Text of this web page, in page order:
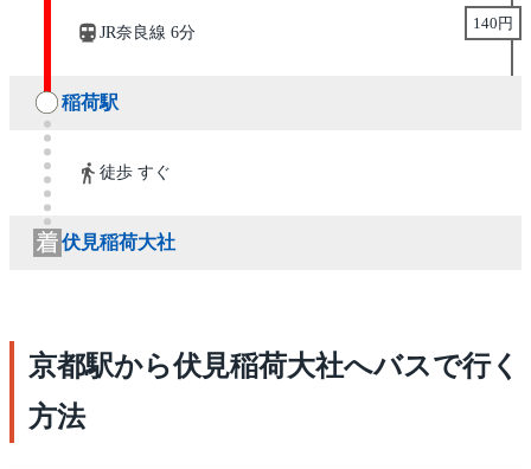
JR奈良線 6分
140円
稲荷駅
徒歩 すぐ
伏見稲荷大社
京都駅から伏見稲荷大社へバスで行く
方法